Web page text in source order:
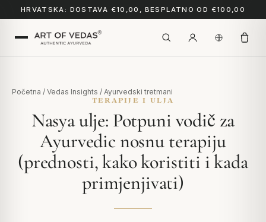
HRVATSKA: DOSTAVA €10,00, BESPLATNO OD €100,00
Početna / Vedas Insights / Ayurvedski tretmani
TERAPIJE I ULJA
Nasya ulje: Potpuni vodič za
Ayurvedic nosnu terapiju
(prednosti, kako koristiti i kada
primjenjivati)